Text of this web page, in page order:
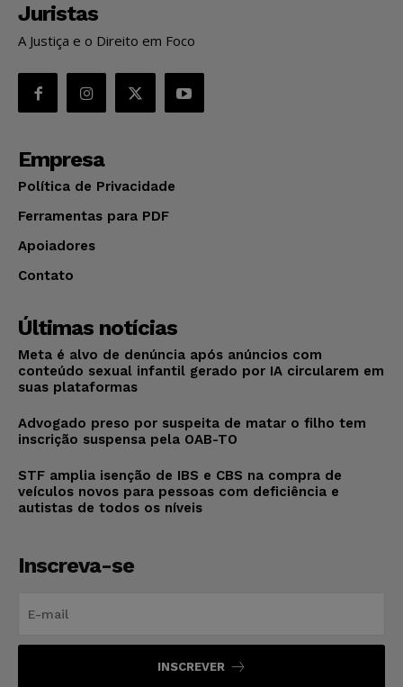
Juristas
A Justiça e o Direito em Foco
Empresa
Política de Privacidade
Ferramentas para PDF
Apoiadores
Contato
Últimas notícias
Meta é alvo de denúncia após anúncios com
conteúdo sexual infantil gerado por IA circularem em
suas plataformas
Advogado preso por suspeita de matar o filho tem
inscrição suspensa pela OAB-TO
STF amplia isenção de IBS e CBS na compra de
veículos novos para pessoas com deficiência e
autistas de todos os níveis
Inscreva-se
INSCREVER